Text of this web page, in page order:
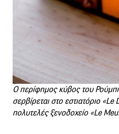
Ο περίφημος κύβος του
σερβίρεται στο εστιατόριο «Le
πολυτελές ξενοδοχείο «Le